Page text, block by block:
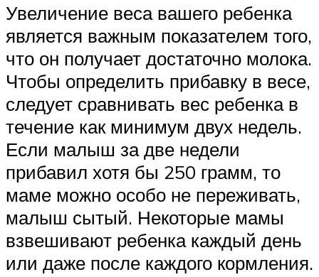
Увеличение веса вашего ребенка
является важным показателем того,
что он получает достаточно молока.
Чтобы определить прибавку в весе,
следует сравнивать вес ребенка в
течение как минимум двух недель.
Если малыш за две недели
прибавил хотя бы 250 грамм, то
маме можно особо не переживать,
малыш сытый. Некоторые мамы
взвешивают ребенка каждый день
или даже после каждого кормления.